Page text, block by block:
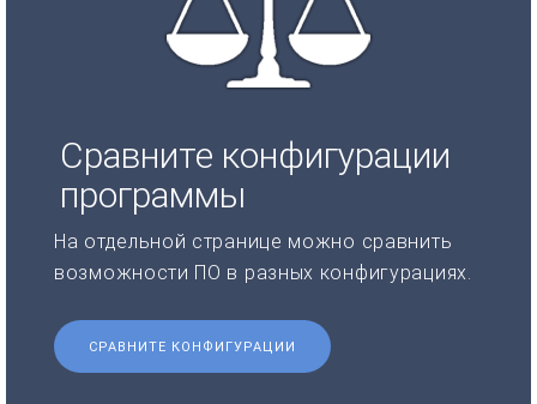
Сравните конфигурации
программы
На отдельной странице можно сравнить
возможности ПО в разных конфигурациях.
СРАВНИТЕ КОНФИГУРАЦИИ